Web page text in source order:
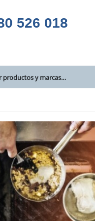
526 018